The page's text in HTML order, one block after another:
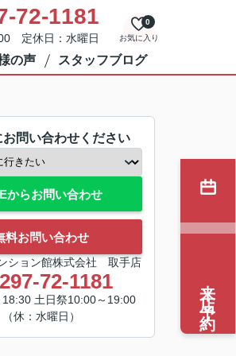
72-1181
定休日：水曜日 お気に入り
0
の声 スタッフブログ
お問い合わせください
からお問い合わせ
料お問い合わせ
ション館株式会社 取手店
72-1181
土日祭10:00～19:00
（休：水曜日）
来店予約